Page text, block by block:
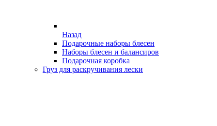
Назад
Подарочные наборы блесен
Наборы блесен и балансиров
Подарочная коробка
Груз для раскручивания лески